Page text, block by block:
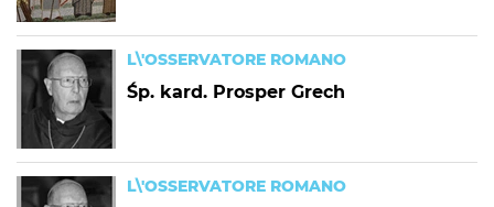
L\'OSSERVATORE ROMANO
Śp. kard. Prosper Grech
L\'OSSERVATORE ROMANO